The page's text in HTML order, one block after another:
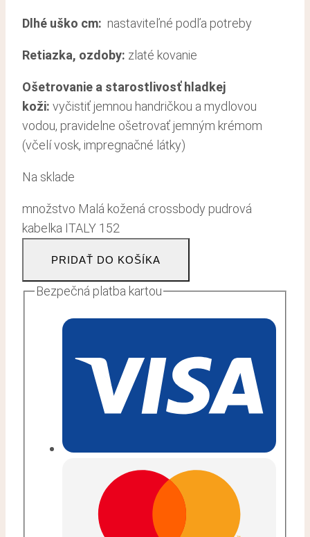
Dlhé uško cm: nastaviteľné podľa potreby
Retiazka, ozdoby: zlaté kovanie
Ošetrovanie a starostlivosť hladkej
koži: vyčistiť jemnou handričkou a mydlovou
vodou, pravidelne ošetrovať jemným krémom
(včelí vosk, impregnačné látky)
Na sklade
množstvo Malá kožená crossbody pudrová
kabelka ITALY 152
PRIDAŤ DO KOŠÍKA
Bezpečná platba kartou